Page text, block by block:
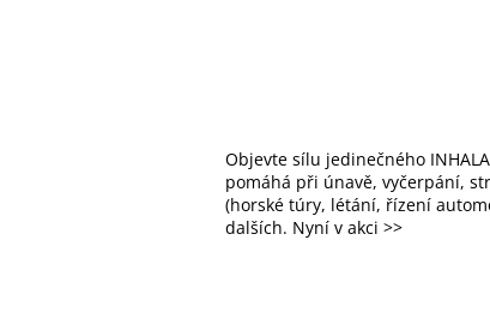
Objevte sílu jedinečného
pomáhá při únavě, vyčerpání,
(horské túry, létání, řízení
dalších. Nyní v akci >>